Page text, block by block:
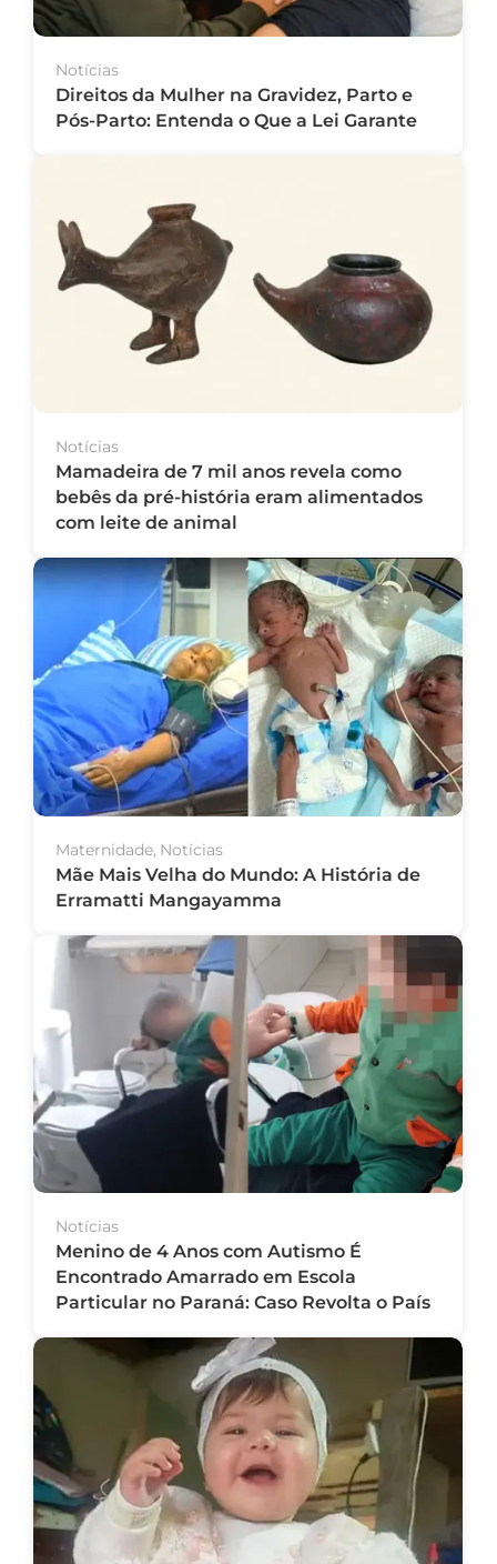
Notícias
Direitos da Mulher na Gravidez, Parto e
Pós-Parto: Entenda o Que a Lei Garante
Notícias
Mamadeira de 7 mil anos revela como
bebês da pré-história eram alimentados
com leite de animal
Maternidade, Notícias
Mãe Mais Velha do Mundo: A História de
Erramatti Mangayamma
Notícias
Menino de 4 Anos com Autismo É
Encontrado Amarrado em Escola
Particular no Paraná: Caso Revolta o País